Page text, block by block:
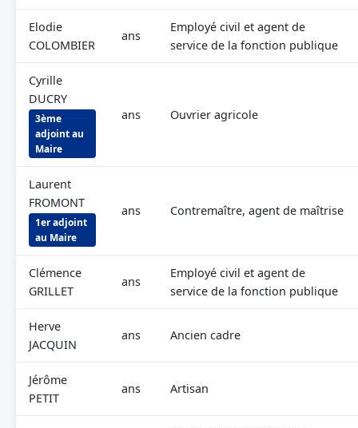
Elodie
COLOMBIER
ans
Employé civil et agent de
service de la fonction publique
Cyrille
DUCRY
3ème
adjoint au
Maire
ans Ouvrier agricole
Laurent
FROMONT
1er adjoint
au Maire
ans Contremaître, agent de maîtrise
Clémence
GRILLET
ans
Employé civil et agent de
service de la fonction publique
Herve
JACQUIN
ans Ancien cadre
Jérôme
PETIT
ans Artisan